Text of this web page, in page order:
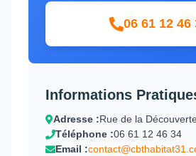
06 61 12 46
Informations
Adresse :Rue de la
Téléphone :06 61 12 46 34
Email :